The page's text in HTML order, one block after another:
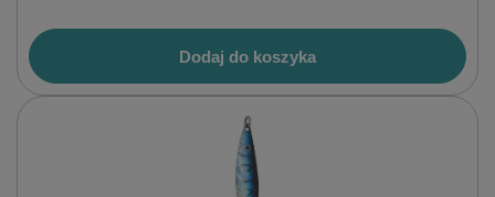
Dodaj do koszyka